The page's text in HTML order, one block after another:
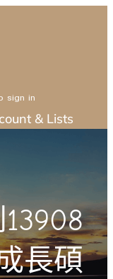
sign in
& Lists
長碩